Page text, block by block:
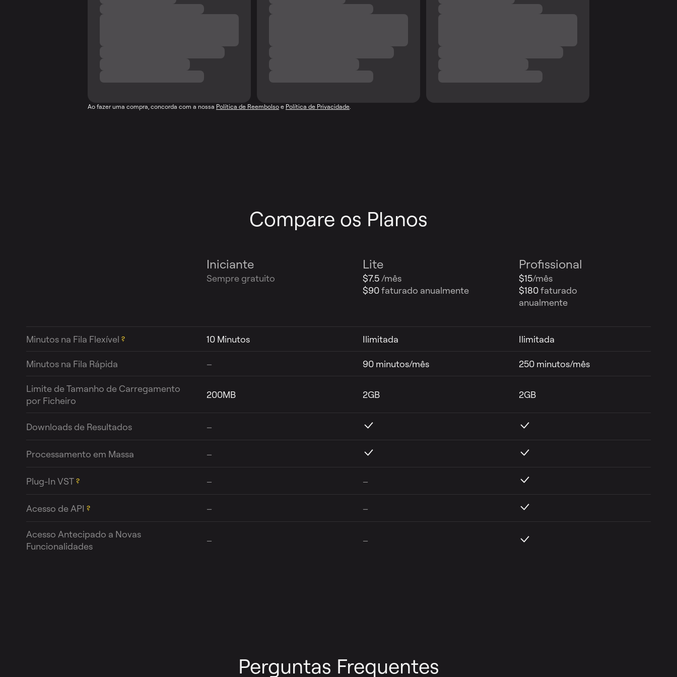
Ao fazer uma compra, concorda com a nossa Política de Reembolso e Política de Privacidade.
Compare os Planos
Iniciante
Sempre gratuito
Lite
$7.5 /mês
$90faturado anualmente
Profissional
$15/mês
$180faturado
anualmente
Minutos na Fila Flexível ? 10 Minutos Ilimitada Ilimitada
Minutos na Fila Rápida – 90 minutos/mês 250 minutos/mês
Limite de Tamanho de Carregamento
por Ficheiro
200MB 2GB 2GB
Downloads de Resultados –
Processamento em Massa –
Plug-In VST ? – –
Acesso de API ? – –
Acesso Antecipado a Novas
Funcionalidades
– –
Perguntas Frequentes